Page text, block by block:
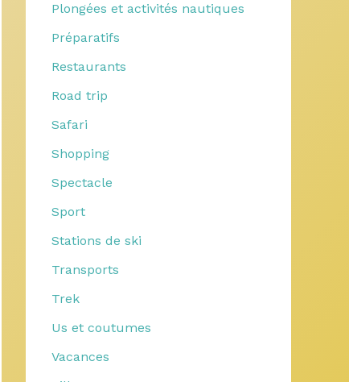
Plongées et activités nautiques
Préparatifs
Restaurants
Road trip
Safari
Shopping
Spectacle
Sport
Stations de ski
Transports
Trek
Us et coutumes
Vacances